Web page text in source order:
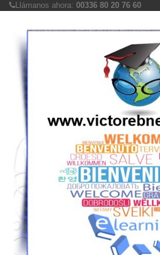
Llámanos ahora: 00336 80 20 76 60